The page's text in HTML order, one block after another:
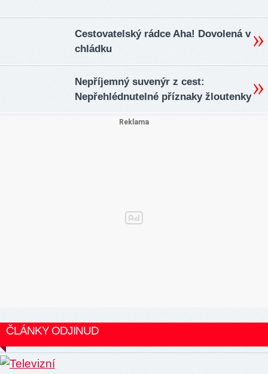
Cestovatelský rádce Aha! Dovolená v
chládku
Nepříjemný suvenýr z cest:
Nepřehlédnutelné příznaky žloutenky
ČLÁNKY ODJINUD